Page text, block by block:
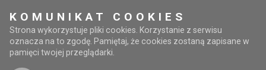
KOMUNIKAT COOKIES
Strona wykorzystuje pliki cookies. Korzystanie z serwisu
oznacza na to zgodę. Pamiętaj, że cookies zostaną zapisane w
pamięci twojej przeglądarki.